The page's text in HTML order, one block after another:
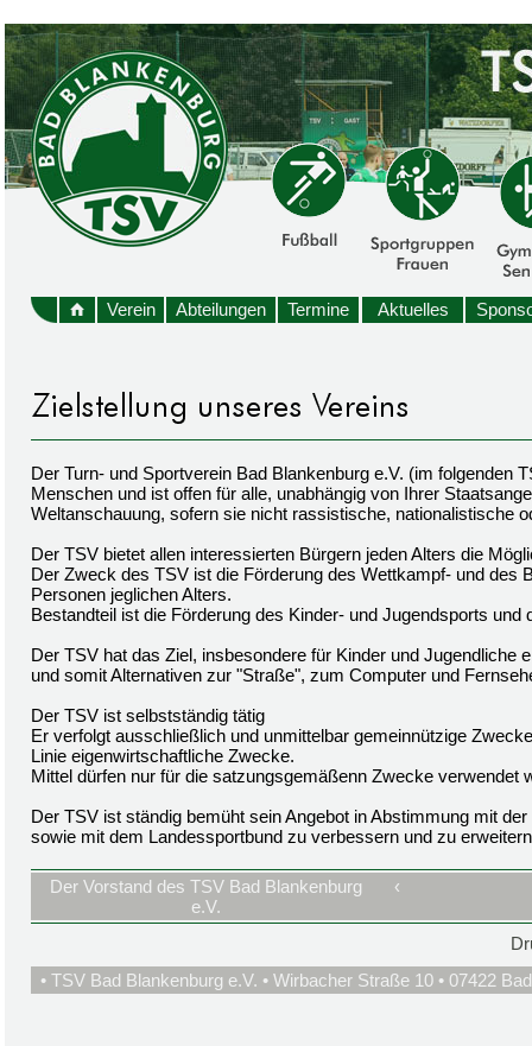
Verein Abteilungen Termine Aktuelles
Der Turn- und Sportverein Bad Blankenburg e.V. (im folgenden
Menschen und ist offen für alle, unabhängig von Ihrer
Weltanschauung, sofern sie nicht rassistische, nationalistische
Der TSV bietet allen interessierten Bürgern jeden Alters die
Der Zweck des TSV ist die Förderung des Wettkampf- und des
Personen jeglichen Alters.
Bestandteil ist die Förderung des Kinder- und Jugendsports und
Der TSV hat das Ziel, insbesondere für Kinder und Jugendliche
und somit Alternativen zur "Straße", zum Computer und
Der TSV ist selbstständig tätig
Er verfolgt ausschließlich und unmittelbar gemeinnützige
Linie eigenwirtschaftliche Zwecke.
Mittel dürfen nur für die satzungsgemäßenn Zwecke verwendet
Der TSV ist ständig bemüht sein Angebot in Abstimmung mit
sowie mit dem Landessportbund zu verbessern und zu
Der Vorstand des TSV Bad Blankenburg
e.V.
‹
• TSV Bad Blankenburg e.V. • Wirbacher Straße 10 • 07422